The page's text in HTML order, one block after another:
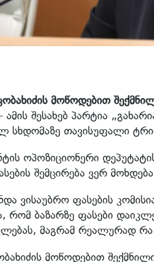
მოწოდებით
ამის შესახებ პარტია
სხდომაზე თავისუფალი
ოპოზიციონერი
შემცირება ვერ
ვისაუბრო ფასების
რომ ბაზარზე ფასები
მაგრამ რეალურად
მოწოდებით